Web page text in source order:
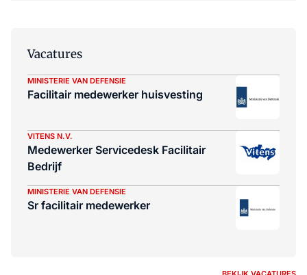
Vacatures
MINISTERIE VAN DEFENSIE
Facilitair medewerker huisvesting
VITENS N.V.
Medewerker Servicedesk Facilitair
Bedrijf
MINISTERIE VAN DEFENSIE
Sr facilitair medewerker